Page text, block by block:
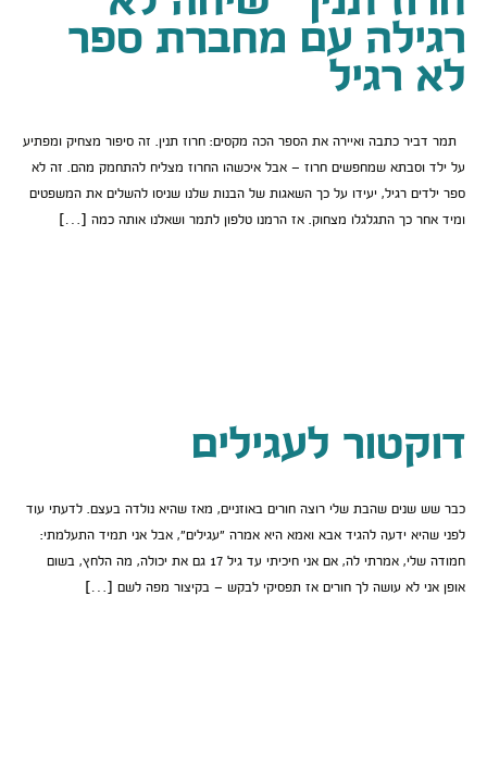
רגילה עם מחברת ספר
לא רגיל
תמר דביר כתבה ואיירה את הספר הכה מקסים: חרוז תנין. זה סיפור מצחיק ומפתיע
על ילד וסבתא שמחפשים חרוז – אבל איכשהו החרוז מצליח להתחמק מהם. זה לא
ספר ילדים רגיל, יעידו על כך השאגות של הבנות שלנו שניסו להשלים את המשפטים
ומיד אחר כך התגלגלו מצחוק. אז הרמנו טלפון לתמר ושאלנו אותה כמה […]
דוקטור לעגילים
כבר שש שנים שהבת שלי רוצה חורים באוזניים, מאז שהיא נולדה בעצם. לדעתי עוד
לפני שהיא ידעה להגיד אבא ואמא היא אמרה “עגילים”, אבל אני תמיד התעלמתי:
חמודה שלי, אמרתי לה, אם אני חיכיתי עד גיל 17 גם את יכולה, מה הלחץ, בשום
אופן אני לא עושה לך חורים אז תפסיקי לבקש – בקיצור מפה לשם […]